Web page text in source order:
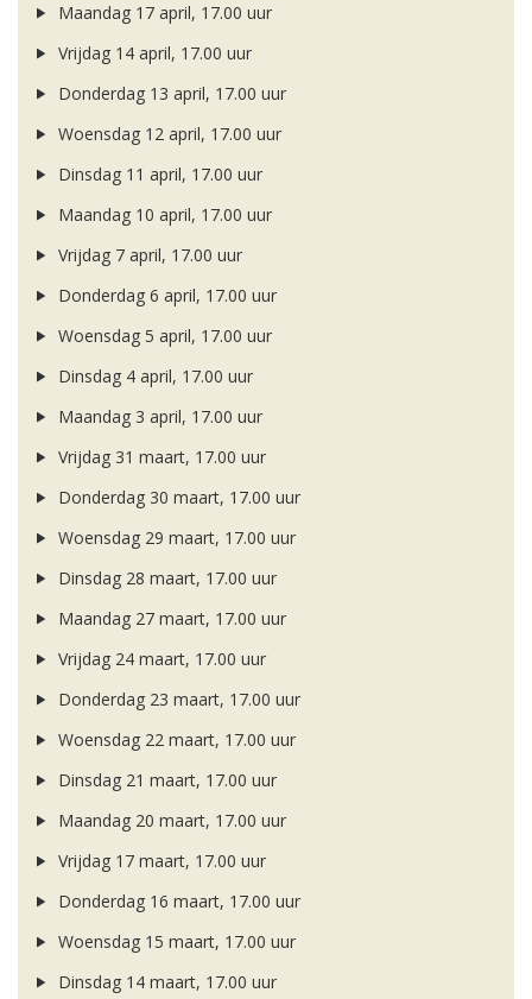
Maandag 17 april, 17.00 uur
Vrijdag 14 april, 17.00 uur
Donderdag 13 april, 17.00 uur
Woensdag 12 april, 17.00 uur
Dinsdag 11 april, 17.00 uur
Maandag 10 april, 17.00 uur
Vrijdag 7 april, 17.00 uur
Donderdag 6 april, 17.00 uur
Woensdag 5 april, 17.00 uur
Dinsdag 4 april, 17.00 uur
Maandag 3 april, 17.00 uur
Vrijdag 31 maart, 17.00 uur
Donderdag 30 maart, 17.00 uur
Woensdag 29 maart, 17.00 uur
Dinsdag 28 maart, 17.00 uur
Maandag 27 maart, 17.00 uur
Vrijdag 24 maart, 17.00 uur
Donderdag 23 maart, 17.00 uur
Woensdag 22 maart, 17.00 uur
Dinsdag 21 maart, 17.00 uur
Maandag 20 maart, 17.00 uur
Vrijdag 17 maart, 17.00 uur
Donderdag 16 maart, 17.00 uur
Woensdag 15 maart, 17.00 uur
Dinsdag 14 maart, 17.00 uur